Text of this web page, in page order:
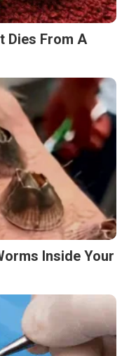
Dies From A
Inside Your